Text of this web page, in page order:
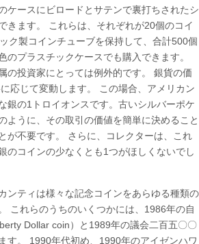
ケースにビロードとサテンで裏打ちされたシ
きます。 これらは、それぞれが20個のコイ
ク製コインチューブを保持して、合計500個
のプラスチックケースでも購入できます。
の投資家にとっては例外的です。 銀貨の価
応じて変動します。 この場合、アメリカン
銀の1トロイオンスです。古いシルバーポケ
ように、その取引の価値を簡単に決めること
が不要です。 さらに、コレクターは、これ
のコインの少なくとも1つがほしくないでし
ンティは様々な記念コインをあらゆる種類の
これらのうちのいくつかには、1986年の自
Dollar coin）と1989年の議会二百五〇〇
す。 1990年代初め、1990年のアイゼンハワ